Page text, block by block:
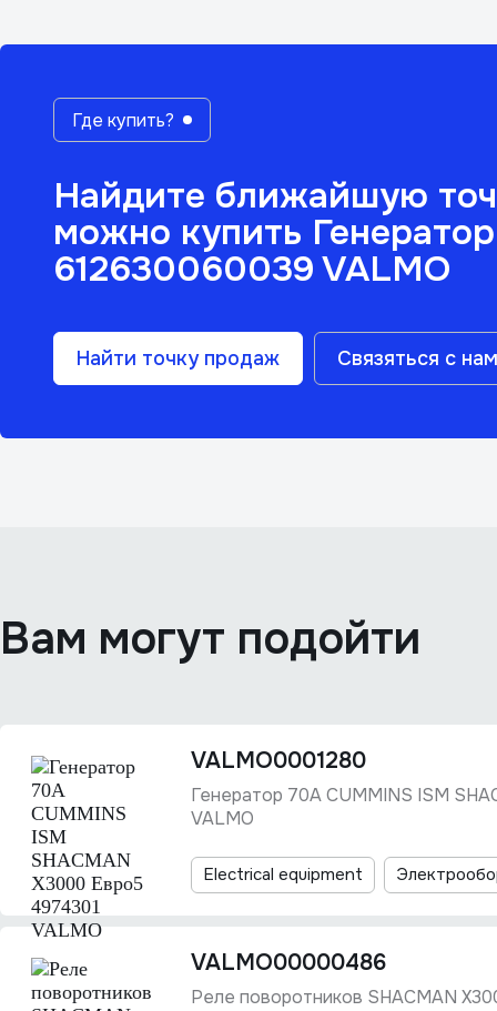
Где купить?
Найдите ближайшую
можно купить
612630060039 VALMO
Найти точку продаж Связяться с
Вам могут подойти
VALMO0001280
Генератор 70A CUMMINS ISM
VALMO
Electrical equipment
VALMO00000486
Реле поворотников SHACMAN